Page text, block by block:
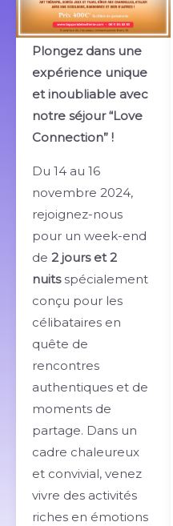
Plongez dans une
expérience unique
et inoubliable avec
notre séjour “Love
Connection” !
Du 14 au 16
novembre 2024,
rejoignez-nous
pour un week-end
de 2 jours et 2
nuitsspécialement
conçu pour les
célibataires en
quête de
rencontres
authentiques et de
moments de
partage. Dans un
cadre chaleureux
et convivial, venez
vivre des activités
riches en émotions